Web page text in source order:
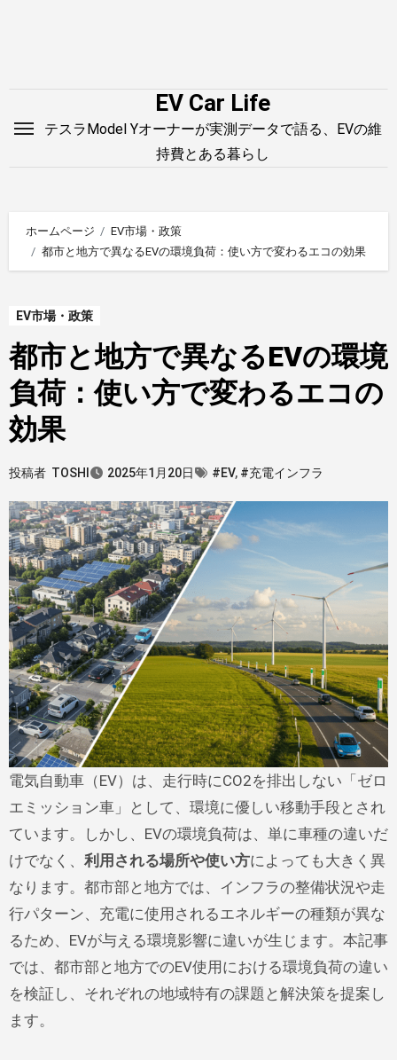
EV Car Life
テスラModel Yオーナーが実測データで語る、EVの維
持費とある暮らし
ホームページ
EV市場・政策
都市と地方で異なるEVの環境負荷：使い方で変わるエコの効果
EV市場・政策
都市と地方で異なるEVの環境
負荷：使い方で変わるエコの
効果
投稿者 TOSHI 2025年1月20日 #EV, #充電インフラ
電気自動車（EV）は、走行時にCO2を排出しない「ゼロ
エミッション車」として、環境に優しい移動手段とされ
ています。しかし、EVの環境負荷は、単に車種の違いだ
けでなく、 利用される場所や使い方によっても大きく異
なります。都市部と地方では、インフラの整備状況や走
行パターン、充電に使用されるエネルギーの種類が異な
るため、EVが与える環境影響に違いが生じます。本記事
では、都市部と地方でのEV使用における環境負荷の違い
を検証し、それぞれの地域特有の課題と解決策を提案し
ます。